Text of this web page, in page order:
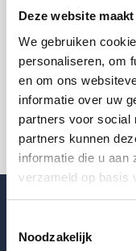
Deze website
We gebruiken
personaliseren, om
en om ons
informatie over uw
partners voor social
partners kunnen
informatie die u aan
verzameld op basis
Noodzakelijk
Terug
Blogpost